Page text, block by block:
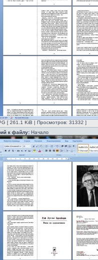
[ 261.1 KiB | Просмотров: 31332 ]
к файлу: Начало